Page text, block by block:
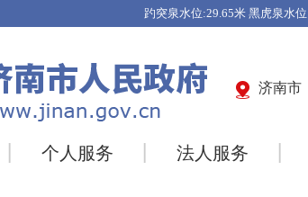
济南市
个人服务 法人服务